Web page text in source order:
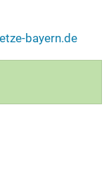
bayern.de